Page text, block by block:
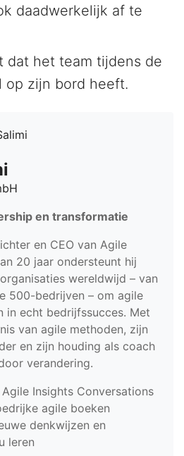
daadwerkelijk af te
dat het team tijdens de
op zijn bord heeft.
en transformatie
en CEO van Agile
20 jaar ondersteunt hij
wereldwijd – van
500-bedrijven – om agile
in echt bedrijfssucces. Met
van agile methoden, zijn
en zijn houding als coach
verandering.
Insights Conversations
agile boeken
denkwijzen en
leren